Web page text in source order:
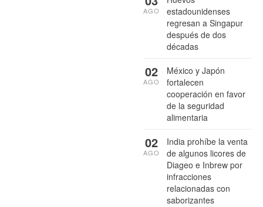
estadounidenses
regresan a Singapur
después de dos
décadas
AGO
México y Japón
fortalecen
cooperación en favor
de la seguridad
alimentaria
02
AGO
India prohíbe la venta
de algunos licores de
Diageo e Inbrew por
infracciones
relacionadas con
saborizantes
02
AGO